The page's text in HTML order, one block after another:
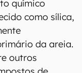
de achar.
o segundo
da Terra e
com